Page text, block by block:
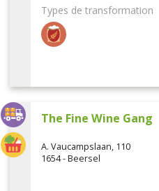
Types de transformation
The Fine Wine Gang
A. Vaucampslaan, 110
1654 - Beersel